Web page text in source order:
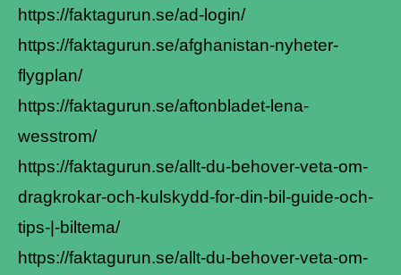
https://faktagurun.se/ad-login/
https://faktagurun.se/afghanistan-nyheter-
flygplan/
https://faktagurun.se/aftonbladet-lena-
wesstrom/
https://faktagurun.se/allt-du-behover-veta-om-
dragkrokar-och-kulskydd-for-din-bil-guide-och-
tips-|-biltema/
https://faktagurun.se/allt-du-behover-veta-om-